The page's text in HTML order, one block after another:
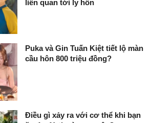
liên quan tới ly hôn
Puka và Gin Tuấn Kiệt tiết lộ màn
cầu hôn 800 triệu đồng?
Điều gì xảy ra với cơ thể khi bạn